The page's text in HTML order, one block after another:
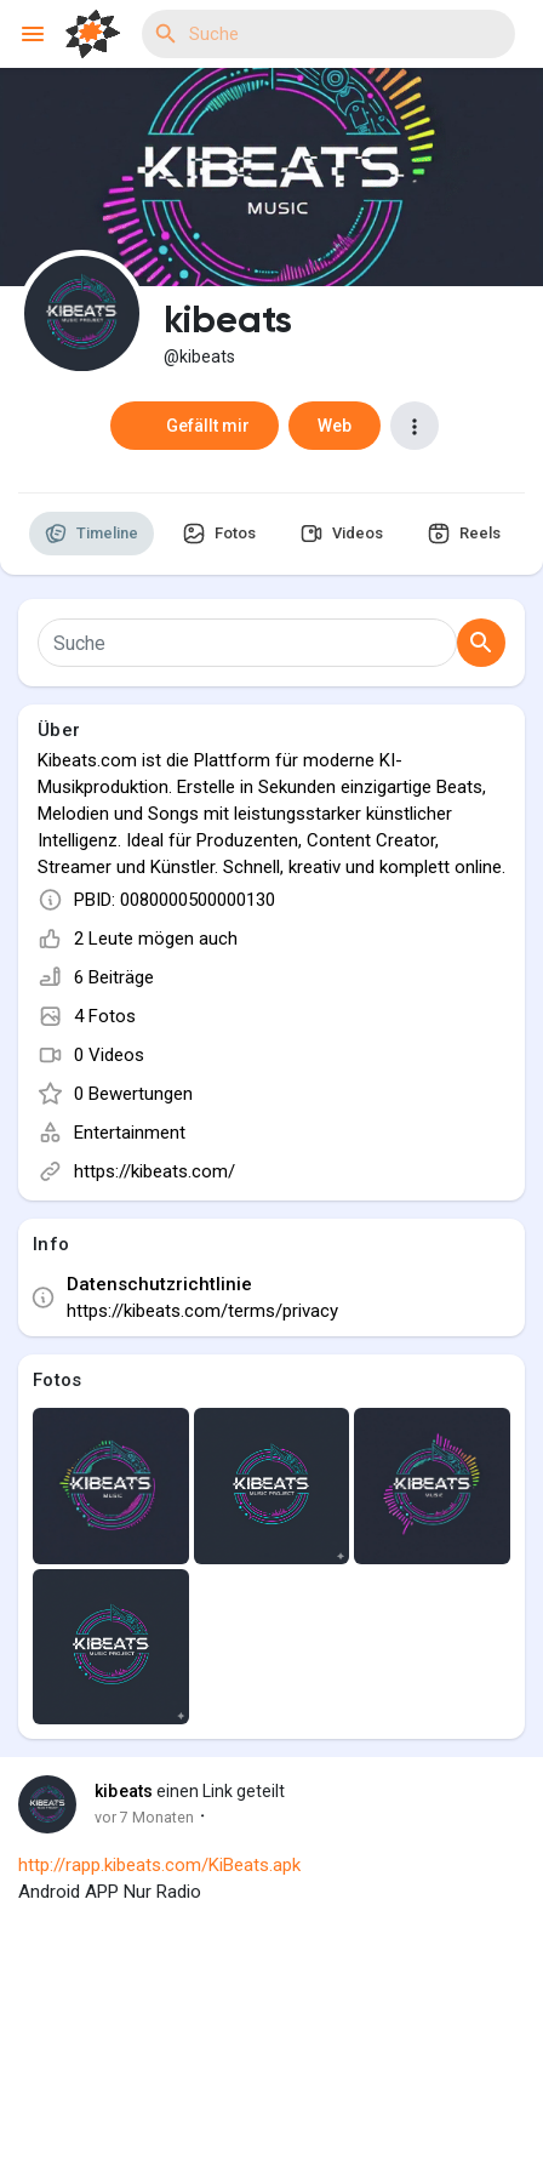
Entdecken Veranstaltungen
Meine Events
Meine Gruppen
Entdecken Seiten
Spiele
Entwickler
kibeats
@kibeats
Gefällt mir Web
Timeline Fotos Videos Reels
Über
Kibeats.com ist die Plattform für moderne KI-
Musikproduktion. Erstelle in Sekunden einzigartige Beats,
Melodien und Songs mit leistungsstarker künstlicher
Intelligenz. Ideal für Produzenten, Content Creator,
Streamer und Künstler. Schnell, kreativ und komplett online.
PBID: 0080000500000130
2 Leute mögen auch
6 Beiträge
4 Fotos
0 Videos
0 Bewertungen
Entertainment
https://kibeats.com/
Info
Datenschutzrichtlinie
https://kibeats.com/terms/privacy
Fotos
kibeats einen Link geteilt
vor 7 Monaten ·
http://rapp.kibeats.com/KiBeats.apk
Android APP Nur Radio